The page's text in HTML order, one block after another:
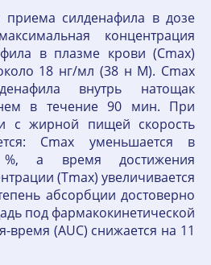
приема силденафила в дозе
концентрация
в плазме крови (Сmах)
18 нг/мл (38 н М). Сmах
внутрь натощак
в течение 90 мин. При
с жирной пищей скорость
Сmах уменьшается в
а время достижения
(Тmах) увеличивается
абсорбции достоверно
под фармакокинетической
время (AUC) снижается на 11